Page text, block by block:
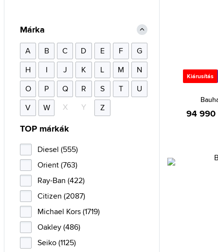
Kiárusítás
94 990
Márka
A B C D E F
G
H
I J K L M
N
O
P Q R S T
U
V
W X Y Z
TOP márkák
Diesel (555)
Orient (763)
Ray-Ban (422)
Citizen (2087)
Michael Kors (1719)
Oakley (486)
Seiko (1125)